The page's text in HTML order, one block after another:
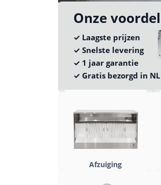
Onze
✓ Laagste prijzen
✓ Snelste levering
✓ 1 jaar garantie
✓ Gratis bezorgd in
Afzuiging